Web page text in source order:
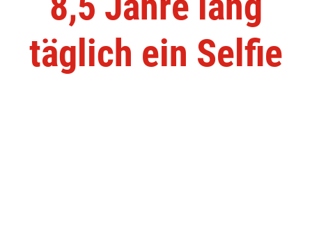
täglich ein Selfie